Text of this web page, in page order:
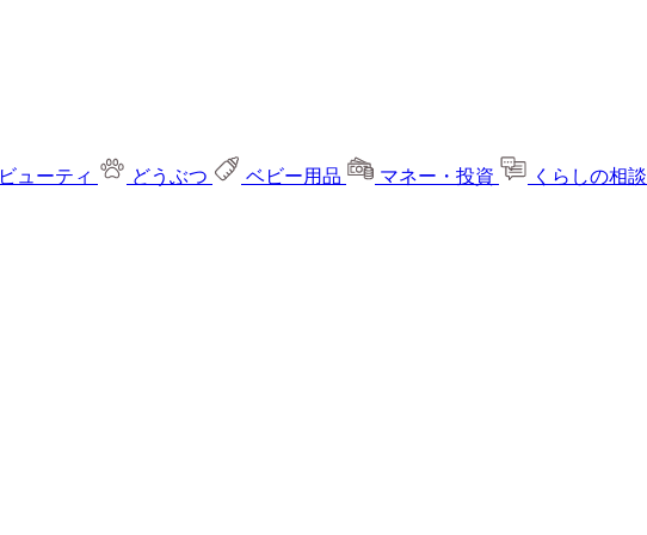
ビューティ どうぶつ ベビー用品 マネー・投資 くらしの相談